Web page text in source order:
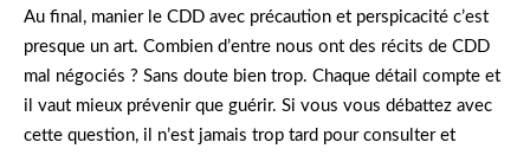
Au final, manier le CDD avec précaution et perspicacité c’est
presque un art. Combien d’entre nous ont des récits de CDD
mal négociés ? Sans doute bien trop. Chaque détail compte et
il vaut mieux prévenir que guérir. Si vous vous débattez avec
cette question, il n’est jamais trop tard pour consulter et